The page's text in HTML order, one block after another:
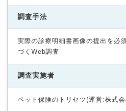
調査手法
実際の診療明細書画像の提出を必
づくWeb調査
調査実施者
ペット保険のトリセツ(運営:株式